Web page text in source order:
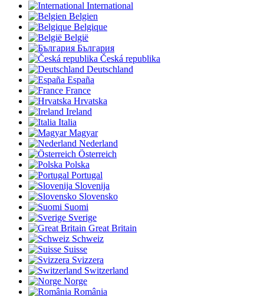
International
Belgien
Belgique
België
България
Česká republika
Deutschland
España
France
Hrvatska
Ireland
Italia
Magyar
Nederland
Österreich
Polska
Portugal
Slovenija
Slovensko
Suomi
Sverige
Great Britain
Schweiz
Suisse
Svizzera
Switzerland
Norge
România